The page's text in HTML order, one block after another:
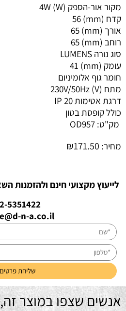
מקור אור-הספק (W) 4W
קדח (mm) 56
אורך (mm) 65
רוחב (mm) 65
סוג נורה LUMENS
עומק (mm) 41
חומר גוף אלומיניום
מתח (V) 230V/50Hz
דרגת אטימות IP 20
כולל קופסת בטון
מק"ט: OD957
מחיר:
₪171.50
לייעוץ מקצועי חינם ולהזמנות
5351422
n-a.co.il
אנשים שצפו במוצר זה,